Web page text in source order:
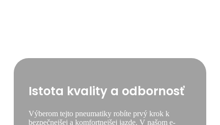
Istota kvality a odbornosť
Výberom tejto pneumatiky robíte prvý krok k
bezpečnejšej a komfortnejšej jazde. V našom e-